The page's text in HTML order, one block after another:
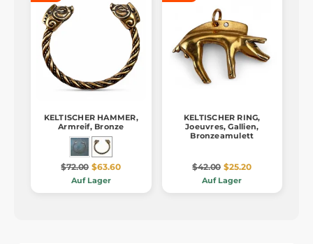
KELTISCHER HAMMER,
Armreif, Bronze
$72.00 $63.60
Auf Lager
KELTISCHER RING,
Joeuvres, Gallien,
Bronzeamulett
$42.00 $25.20
Auf Lager